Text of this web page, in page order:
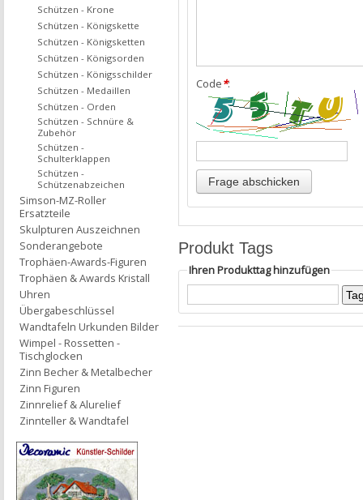
Code*:
Produkt Tags
Ihren Produkttag hinzufügen
Schützen - Krone
Schützen - Königskette
Schützen - Königsketten
Schützen - Königsorden
Schützen - Königsschilder
Schützen - Medaillen
Schützen - Orden
Schützen - Schnüre &
Zubehör
Schützen -
Schulterklappen
Schützen -
Schützenabzeichen
Simson-MZ-Roller
Ersatzteile
Skulpturen Auszeichnen
Sonderangebote
Trophäen-Awards-Figuren
Trophäen & Awards Kristall
Uhren
Übergabeschlüssel
Wandtafeln Urkunden Bilder
Wimpel - Rossetten -
Tischglocken
Zinn Becher & Metalbecher
Zinn Figuren
Zinnrelief & Alurelief
Zinnteller & Wandtafel